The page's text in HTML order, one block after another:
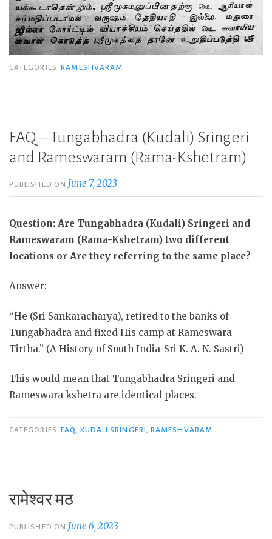
CATEGORIES RAMESHVARAM
FAQ – Tungabhadra (Kudali) Sringeri
and Rameswaram (Rama-Kshetram)
PUBLISHED ON June 7, 2023
Question: Are Tungabhadra (Kudali) Sringeri and
Rameswaram (Rama-Kshetram) two different
locations or Are they referring to the same place?
Answer:
“He (Sri Sankaracharya), retired to the banks of
Tungabhadra and fixed His camp at Rameswara
Tirtha.” (A History of South India-Sri K. A. N. Sastri)
This would mean that Tungabhadra Sringeri and
Rameswara kshetra are identical places.
CATEGORIES FAQ KUDALI SRINGERI ,RAMESHVARAM
रामेश्वर मठ
PUBLISHED ON June 6, 2023